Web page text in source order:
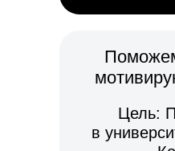
Цель:
в